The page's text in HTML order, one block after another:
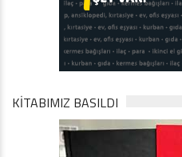
KİTABIMIZ BASILDI